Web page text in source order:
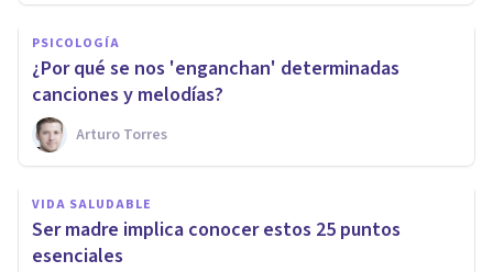
PSICOLOGÍA
​¿Por qué se nos 'enganchan' determinadas
canciones y melodías?
Arturo Torres
VIDA SALUDABLE
​Ser madre implica conocer estos 25 puntos
esenciales